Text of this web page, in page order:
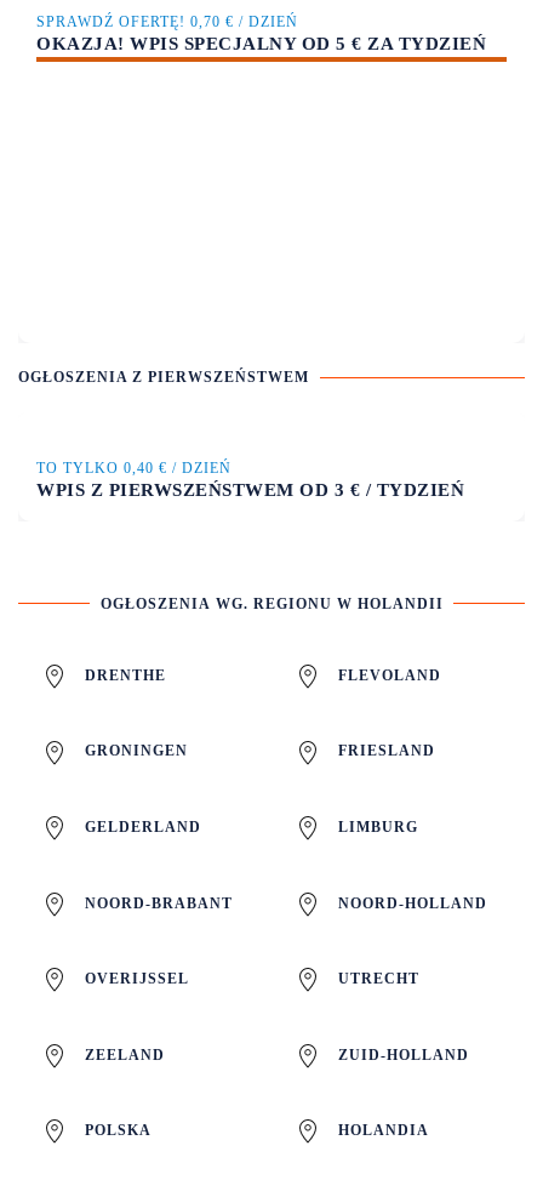
SPRAWDŹ OFERTĘ! 0,70 € / DZIEŃ
OKAZJA! WPIS SPECJALNY OD 5 € ZA TYDZIEŃ
OGŁOSZENIA Z PIERWSZEŃSTWEM
TO TYLKO 0,40 € / DZIEŃ
WPIS Z PIERWSZEŃSTWEM OD 3 € / TYDZIEŃ
OGŁOSZENIA WG. REGIONU W HOLANDII
DRENTHE FLEVOLAND
GRONINGEN FRIESLAND
GELDERLAND LIMBURG
NOORD-BRABANT NOORD-HOLLAND
OVERIJSSEL UTRECHT
ZEELAND ZUID-HOLLAND
POLSKA HOLANDIA